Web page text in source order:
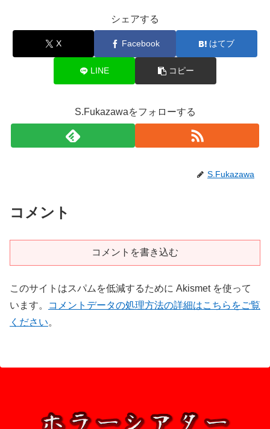
シェアする
X Facebook はてブ
LINE コピー
S.Fukazawaをフォローする
S.Fukazawa
コメント
コメントを書き込む
このサイトはスパムを低減するために Akismet を使って
います。
コメントデータの処理方法の詳細はこちらをご覧
ください。